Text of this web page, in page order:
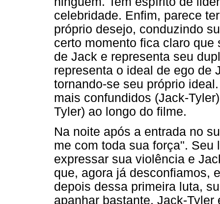
celebridade. Enfim, parece
próprio desejo, conduzindo
certo momento fica claro
de Jack e representa seu
representa o ideal de ego de
tornando-se seu próprio
mais confundidos (Jack-
Tyler) ao longo do filme.
Na noite após a entrada no
me com toda sua força". Seu
expressar sua violência e
que, agora já desconfiamos,
depois dessa primeira luta,
apanhar bastante, Jack-